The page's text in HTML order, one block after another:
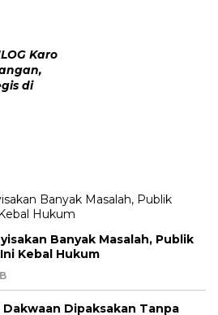
Karo
di
Banyak Masalah, Publik
Kebal Hukum
Dipaksakan Tanpa